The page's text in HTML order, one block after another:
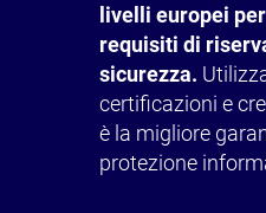
livelli europei
requisiti di
sicurezza.
certificazioni e
è la migliore
protezione